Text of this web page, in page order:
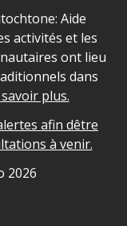
Aide
activités et les
ont lieu
dans
savoir plus.
afin dêtre
à venir.
2026